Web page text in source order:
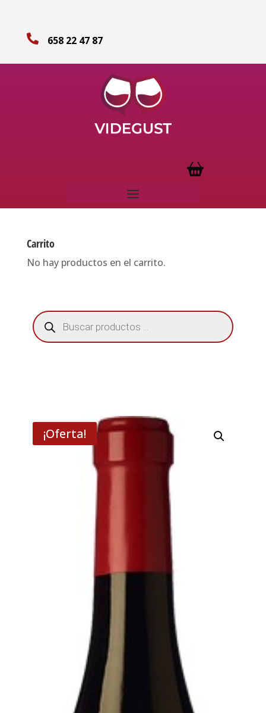
 658 22 47 87
Carrito
No hay productos en el carrito.
Búsqueda
de
productos
¡Oferta!